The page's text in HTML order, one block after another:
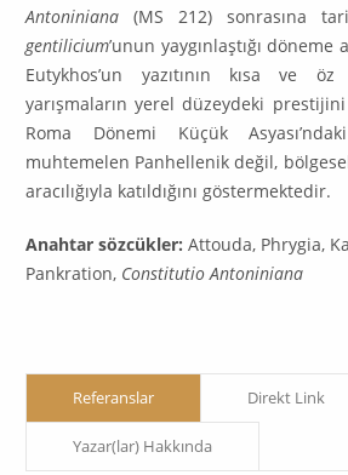
Antoniniana (MS 212) sonrasına
gentilicium’unun yaygınlaştığı
Eutykhos’un yazıtının kısa ve
yarışmaların yerel düzeydeki
Roma Dönemi Küçük
muhtemelen Panhellenik değil,
aracılığıyla katıldığını göstermektedir.
Anahtar sözcükler: Attouda, Phrygia,
Pankration, Constitutio Antoniniana
Referanslar Direkt Link
Yazar(lar) Hakkında